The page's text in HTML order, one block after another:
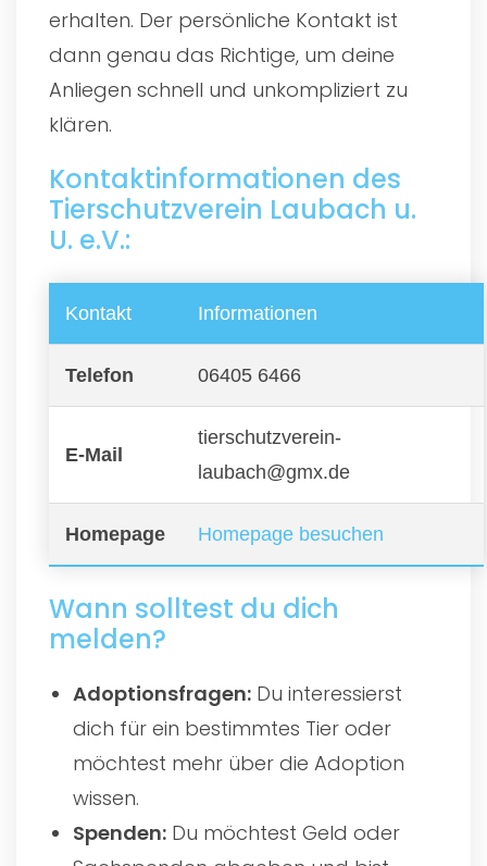
erhalten. Der persönliche Kontakt ist
dann genau das Richtige, um deine
Anliegen schnell und unkompliziert zu
klären.
Kontaktinformationen des
Tierschutzverein Laubach u.
U. e.V.:
Kontakt Informationen
Telefon 06405 6466
E-Mail
tierschutzverein-
laubach@gmx.de
Homepage Homepage besuchen
Wann solltest du dich
melden?
Adoptionsfragen: Du interessierst
dich für ein bestimmtes Tier oder
möchtest mehr über die Adoption
wissen.
Spenden: Du möchtest Geld oder